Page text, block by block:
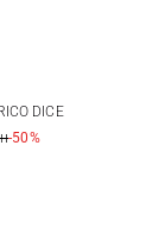
DICE
-50%